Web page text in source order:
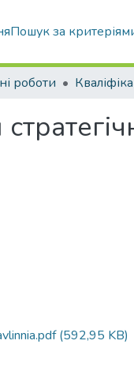
Пошук за
роботи
(592,95 KB)